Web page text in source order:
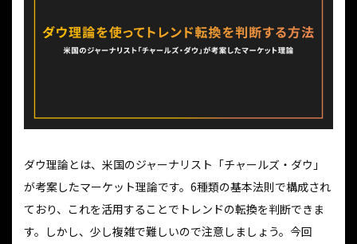
ダウ理論とは、米国のジャーナリスト「チャールズ・ダウ」
が考案したマーケット理論です。6種類の基本法則で構成され
ており、これを活用することでトレンドの転換を判断できま
す。しかし、少し複雑で難しいので注意しましょう。今回